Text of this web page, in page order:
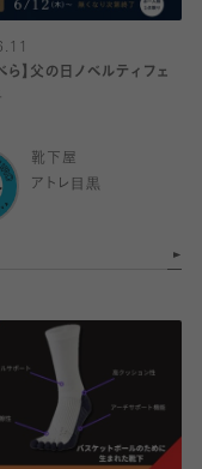
ら】父の日ノベルティフェ
靴下屋
アトレ目黒